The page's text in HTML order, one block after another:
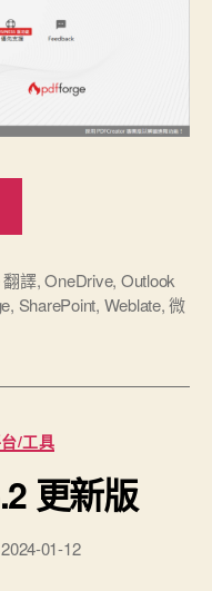
PDFCreator
5.3.x
新”
翻譯,OneDrive, Outlook
, SharePoint, Weblate,微
/工具
更新版
2024-01-12